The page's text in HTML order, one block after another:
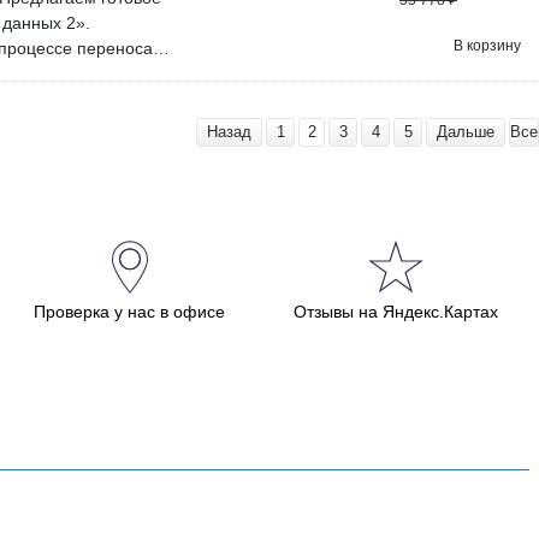
поддержка и
обновлений
2».
переноса
В корзину
Назад 1 2 3 4 5 Дальше Все
Проверка у нас в офисе Отзывы на Яндекс.Картах